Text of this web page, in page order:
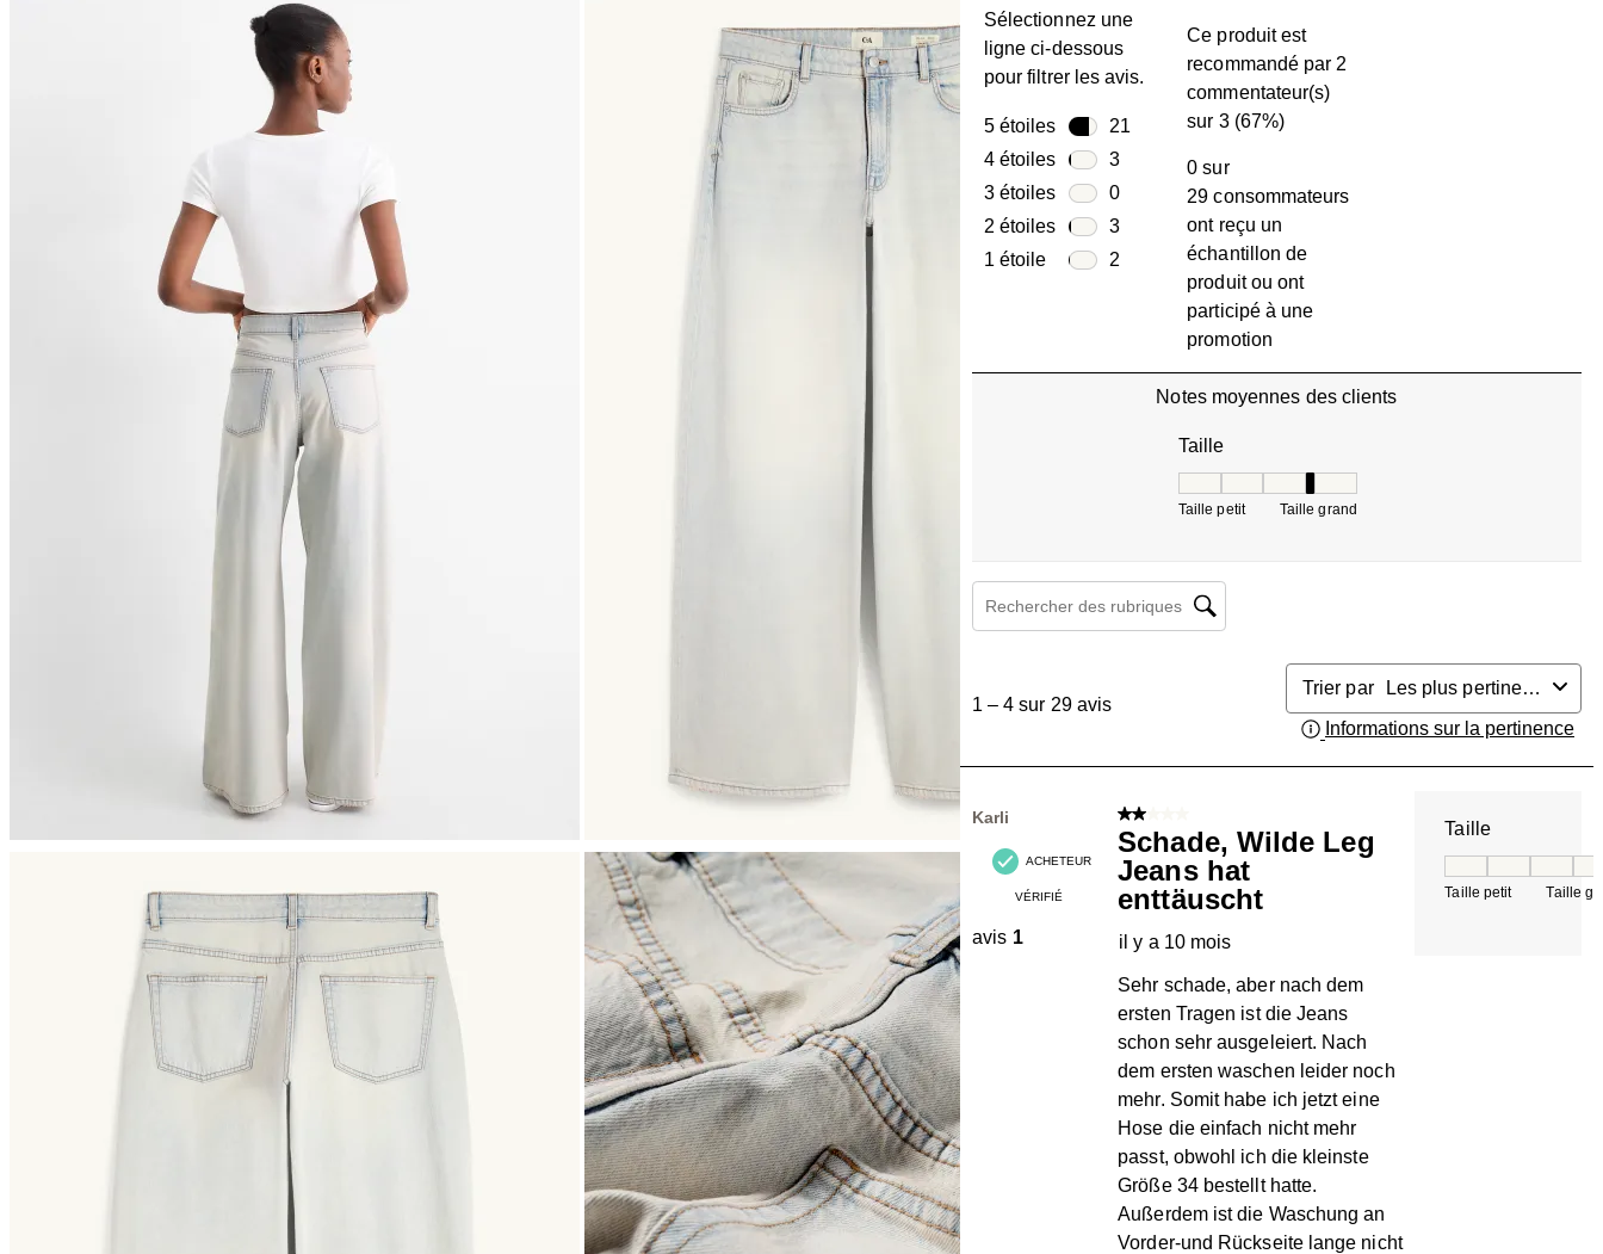
Sélectionnez une
ligne ci-dessous
pour filtrer les avis.
5 étoiles étoiles21
21 avis avec 5 étoiles.
4 étoiles étoiles3
3 avis avec 4 étoiles.
3 étoiles étoiles0
0 avis avec 3 étoiles.
2 étoiles étoiles3
3 avis avec 2 étoiles.
1 étoile étoiles 2
2 avis avec 1 étoile.
Ce produit est
recommandé par 2
commentateur(s)
sur 3 (67%)
0 sur
29 consommateurs
ont reçu un
échantillon de
produit ou ont
participé à une
promotion
Notes moyennes des clients
Taille
Taille petit Taille grand
Zone de recherche de sujet et d'avis
avis.
1 – 4 sur 29 avis
Trier par
Les plus pertinents
Informations sur la pertinence
Karli
ACHETEUR
VÉRIFIÉ
avis 1
2 sur 5 étoiles.
Schade, Wilde Leg
Jeans hat
enttäuscht
il y a 10 mois
Sehr schade, aber nach dem
ersten Tragen ist die Jeans
schon sehr ausgeleiert. Nach
dem ersten waschen leider noch
mehr. Somit habe ich jetzt eine
Hose die einfach nicht mehr
passt, obwohl ich die kleinste
Größe 34 bestellt hatte.
Außerdem ist die Waschung an
Vorder-und Rückseite lange nicht
Taille
Taille petit Taille